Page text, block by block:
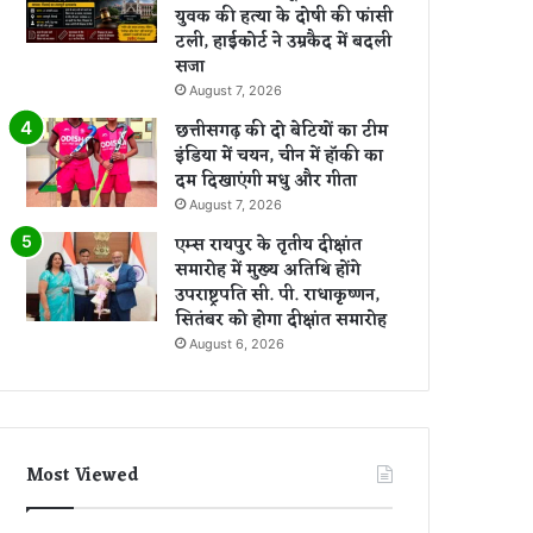
युवक की हत्या के दोषी की फांसी
टली, हाईकोर्ट ने उम्रकैद में बदली
सजा
August 7, 2026
छत्तीसगढ़ की दो बेटियों का टीम
इंडिया में चयन, चीन में हॉकी का
दम दिखाएंगी मधु और गीता
August 7, 2026
एम्स रायपुर के तृतीय दीक्षांत
समारोह में मुख्य अतिथि होंगे
उपराष्ट्रपति सी. पी. राधाकृष्णन,
सितंबर को होगा दीक्षांत समारोह
August 6, 2026
Most Viewed